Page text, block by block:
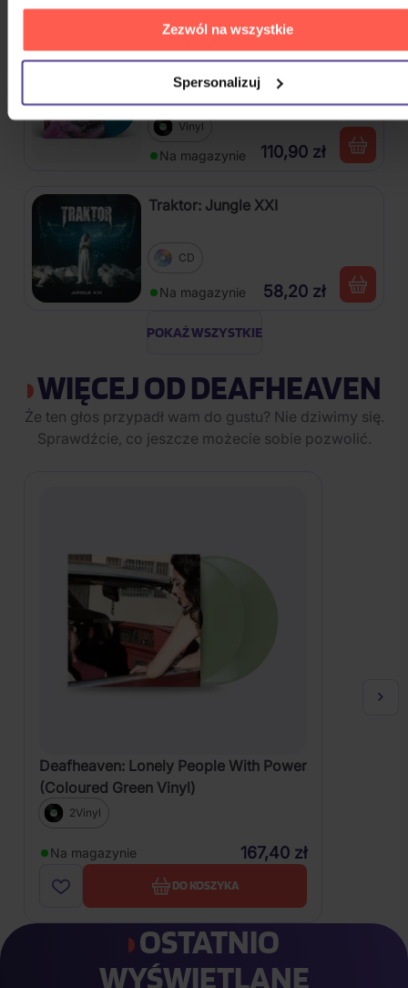
Zezwól na wszystkie
Spersonalizuj
72,50 zł
Linkin Park: From Zero (Coloured
Blue Vinyl)
Vinyl
Na magazynie 110,90 zł
Traktor: Jungle XXI
CD
Na magazynie 58,20 zł
POKAŻ WSZYSTKIE
WIĘCEJ OD DEAFHEAVEN
Że ten głos przypadł wam do gustu? Nie dziwimy się.
Sprawdźcie, co jeszcze możecie sobie pozwolić.
Deafheaven: Lonely People With Power
(Coloured Green Vinyl)
2Vinyl
Na magazynie 167,40 zł
DO KOSZYKA
OSTATNIO
WYŚWIETLANE